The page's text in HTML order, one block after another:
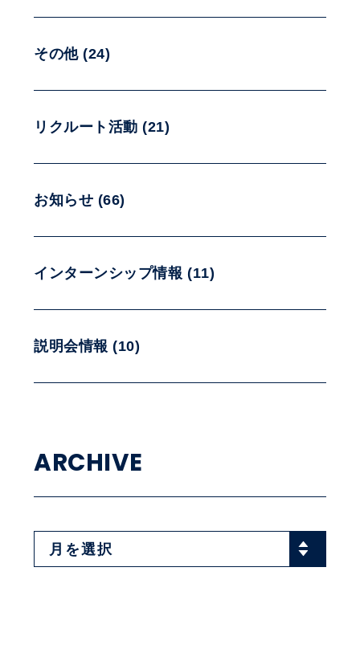
その他 (24)
リクルート活動 (21)
お知らせ (66)
インターンシップ情報 (11)
説明会情報 (10)
ARCHIVE